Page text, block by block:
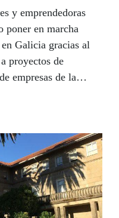
y emprendedoras
poner en marcha
Galicia gracias al
proyectos de
empresas de la
taller de
y un velero